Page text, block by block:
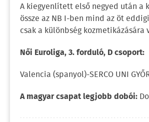
A kiegyenlített első negyed után a
össze az NB I-ben mind az öt
csak a különbség
Női Euroliga, 3. forduló, D csoport:
Valencia (spanyol)-SERCO UNI
A magyar csapat legjobb dobói: